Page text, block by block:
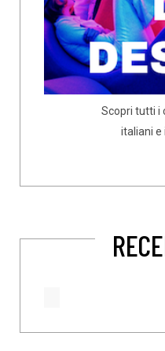
Scopri tutti i
italiani e